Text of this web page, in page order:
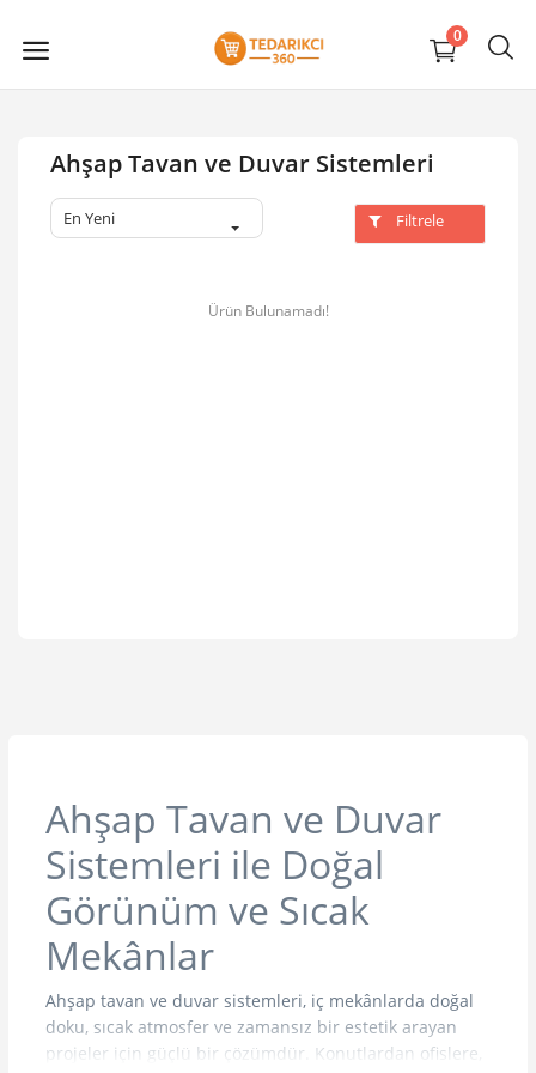
0
Ahşap Tavan ve Duvar Sistemleri
En Yeni Filtrele
Ürün Bulunamadı!
Ahşap Tavan ve Duvar
Sistemleri ile Doğal
Görünüm ve Sıcak
Mekânlar
Ahşap tavan ve duvar sistemleri, iç mekânlarda doğal
doku, sıcak atmosfer ve zamansız bir estetik arayan
projeler için güçlü bir çözümdür. Konutlardan ofislere,